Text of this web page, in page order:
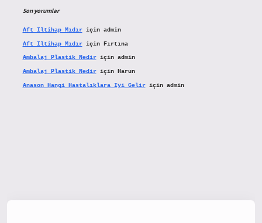
Son yorumlar
Aft Iltihap Mıdıriçin admin
Aft Iltihap Mıdıriçin Fırtına
Ambalaj Plastik Nediriçin admin
Ambalaj Plastik Nediriçin Harun
Anason Hangi Hastalıklara Iyi Geliriçin admin